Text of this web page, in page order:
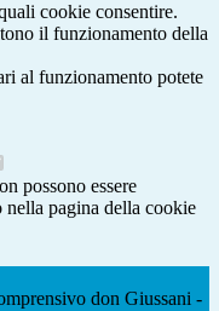
cookie consentire.
il funzionamento della
al funzionamento potete
possono essere
pagina della cookie
don Giussani -